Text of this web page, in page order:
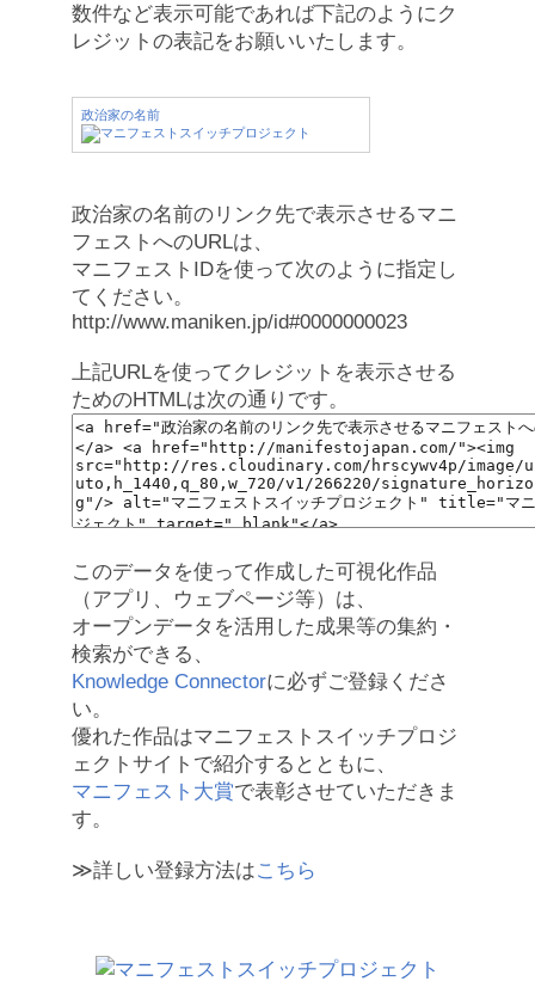
数件など表示可能であれば下記のようにク
レジットの表記をお願いいたします。
政治家の名前
政治家の名前のリンク先で表示させるマニ
フェストへのURLは、
マニフェストIDを使って次のように指定し
てください。
http://www.maniken.jp/id#0000000023
上記URLを使ってクレジットを表示させる
ためのHTMLは次の通りです。
このデータを使って作成した可視化作品
（アプリ、ウェブページ等）は、
オープンデータを活用した成果等の集約・
検索ができる、
Knowledge Connectorに必ずご登録くださ
い。
優れた作品はマニフェストスイッチプロジ
ェクトサイトで紹介するとともに、
マニフェスト大賞で表彰させていただきま
す。
≫詳しい登録方法はこちら